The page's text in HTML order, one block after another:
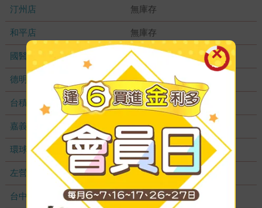
汀州店 無庫存
和平店 無庫存
國醫加盟店 無庫存
德明加盟店 無庫存
台積店 無庫存
嘉義耐斯店 無庫存
環球店 無庫存
左營店 無庫存
台中秀泰店 無庫存